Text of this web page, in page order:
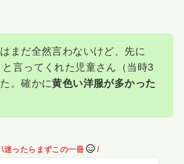
まだ全然言わないけど、先に
と言ってくれた児童さん（当時3
。確かに黄色い洋服が多かった
\迷ったらまずこの一冊 /